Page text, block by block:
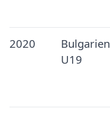
2020
Bulgarien
U19